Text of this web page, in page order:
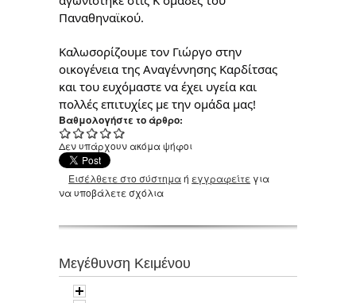
Παναθηναϊκού.
Καλωσορίζουμε τον Γιώργο στην
οικογένεια της Αναγέννησης Καρδίτσας
και του ευχόμαστε να έχει υγεία και
πολλές επιτυχίες με την ομάδα μας!
Βαθμολογήστε το άρθρο:
Δεν υπάρχουν ακόμα ψήφοι
Εισέλθετε στο σύστημαή εγγραφείτε για
να υποβάλετε σχόλια
Μεγέθυνση Κειμένου